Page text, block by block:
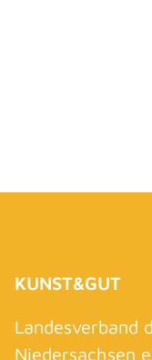
KUNST&GUT
Landesverband
Niedersachsen